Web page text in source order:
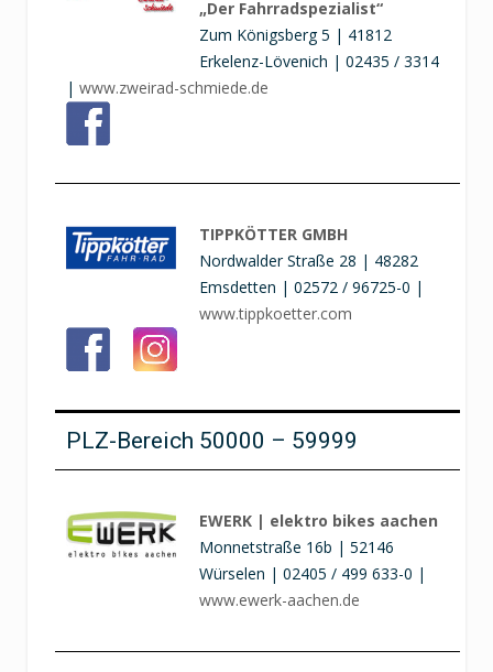
„Der Fahrradspezialist“
Zum Königsberg 5 | 41812
Erkelenz-Lövenich | 02435 / 3314
| www.zweirad-schmiede.de
TIPPKÖTTER GMBH
Nordwalder Straße 28 | 48282
Emsdetten | 02572 / 96725-0 |
www.tippkoetter.com
PLZ-Bereich 50000 – 59999
EWERK | elektro bikes aachen
Monnetstraße 16b | 52146
Würselen | 02405 / 499 633-0 |
www.ewerk-aachen.de